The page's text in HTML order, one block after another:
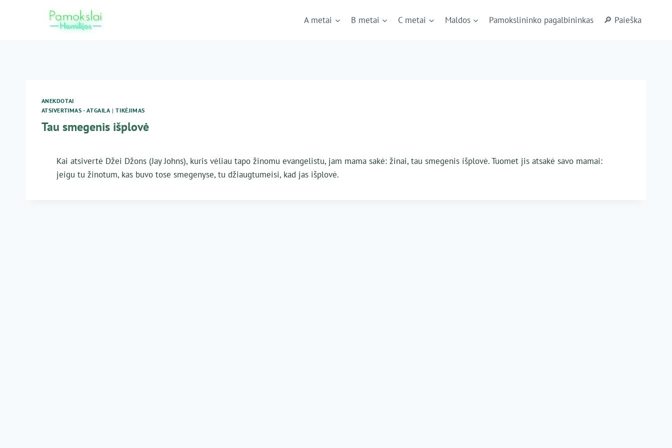
A metai B metai C metai Maldos Pamokslininko pagalbininkas 🔎 Paieška
ANEKDOTAI
ATSIVERTIMAS - ATGAILA |TIKĖJIMAS
Tau smegenis išplovė
Kai atsivertė Džei Džons (Jay Johns), kuris vėliau tapo žinomu evangelistu, jam mama sakė: žinai, tau smegenis išplovė. Tuomet jis atsakė savo mamai:
jeigu tu žinotum, kas buvo tose smegenyse, tu džiaugtumeisi, kad jas išplovė.